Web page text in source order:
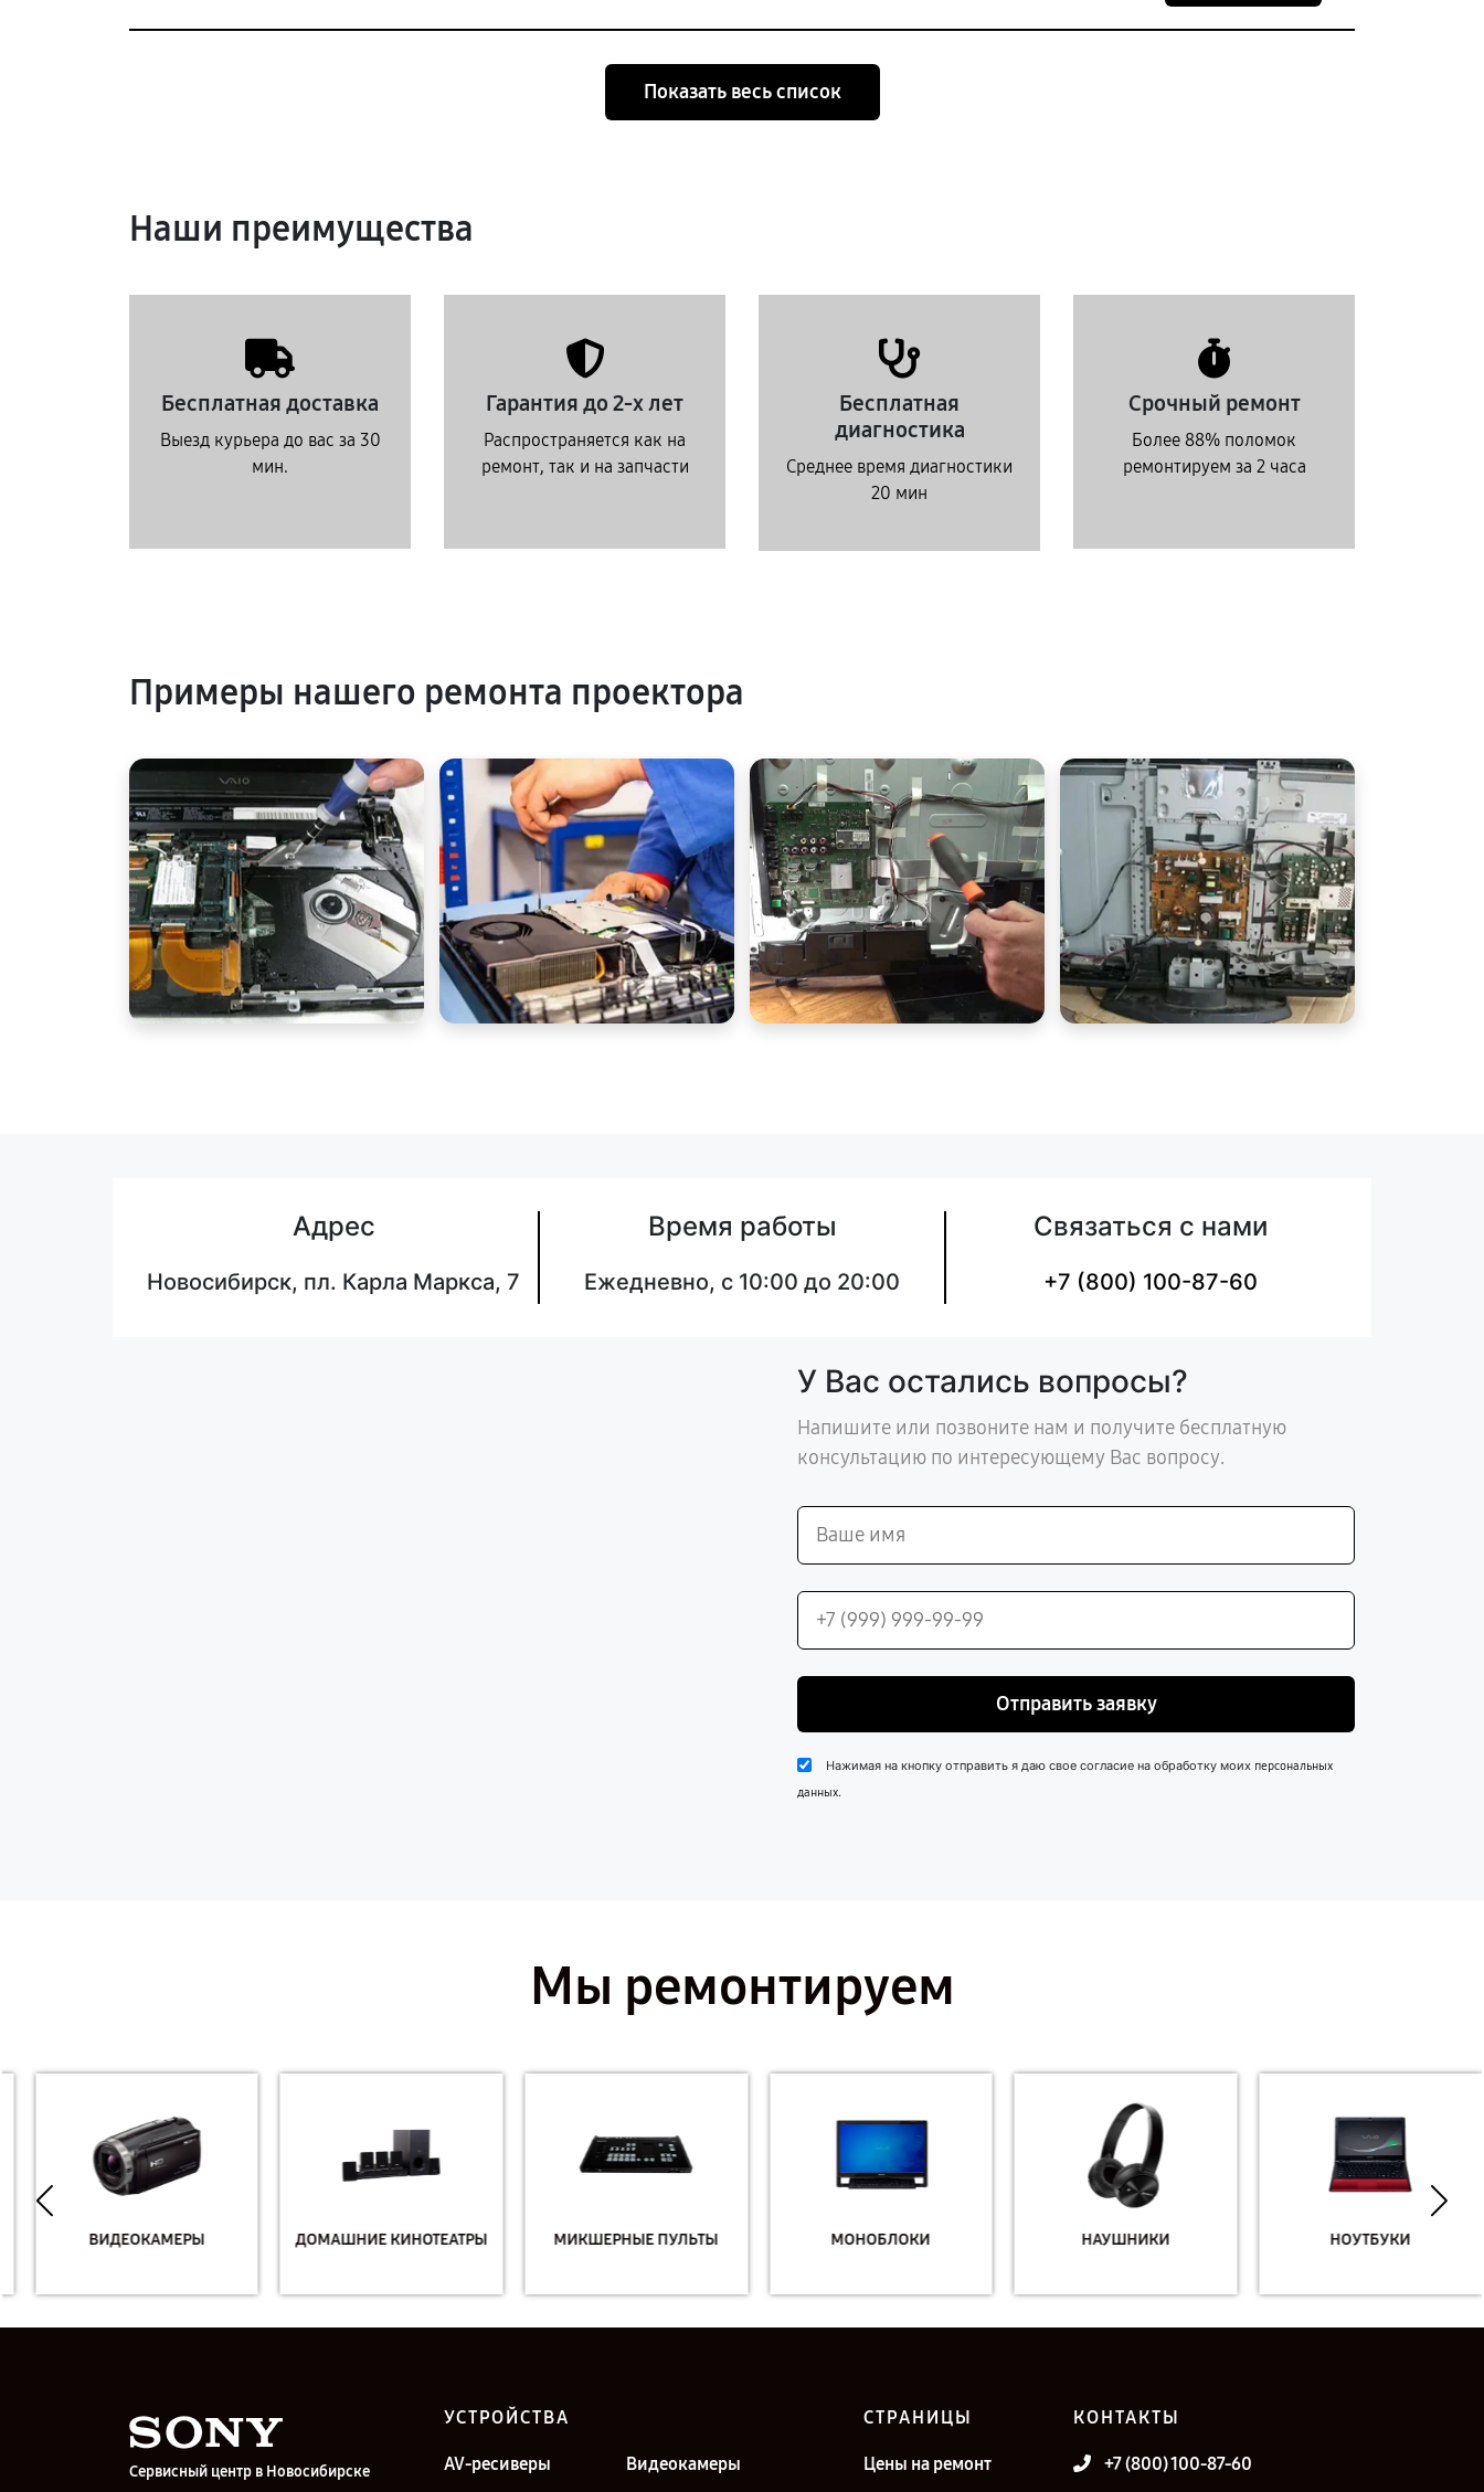
Показать весь список
Наши преимущества
Бесплатная доставка
Выезд курьера до вас за 30
мин.
Гарантия до 2-х лет
Распространяется как на
ремонт, так и на запчасти
Бесплатная
диагностика
Среднее время диагностики
20 мин
Срочный ремонт
Более 88% поломок
ремонтируем за 2 часа
Примеры нашего ремонта проектора
Адрес
Новосибирск, пл. Карла Маркса, 7
Время работы
Ежедневно, с 10:00 до 20:00
Связаться с нами
+7 (800) 100-87-60
У Вас остались вопросы?
Напишите или позвоните нам и получите бесплатную
консультацию по интересующему Вас вопросу.
Отправить заявку
Нажимая на кнопку отправить я даю свое согласие на обработку моих персональных
данных.
Мы ремонтируем
ВИДЕОКАМЕРЫ ДОМАШНИЕ КИНОТЕАТРЫ МИКШЕРНЫЕ ПУЛЬТЫ МОНОБЛОКИ НАУШНИКИ НОУТБУКИ
Сервисный центр в Новосибирске
УСТРОЙСТВА
AV-ресиверы Видеокамеры
СТРАНИЦЫ
Цены на ремонт
КОНТАКТЫ
+7 (800) 100-87-60